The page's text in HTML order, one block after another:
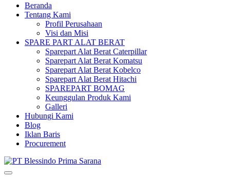
Beranda
Tentang Kami
Profil Perusahaan
Visi dan Misi
SPARE PART ALAT BERAT
Sparepart Alat Berat Caterpillar
Sparepart Alat Berat Komatsu
Sparepart Alat Berat Kobelco
Sparepart Alat Berat Hitachi
SPAREPART BOMAG
Keunggulan Produk Kami
Galleri
Hubungi Kami
Blog
Iklan Baris
Procurement